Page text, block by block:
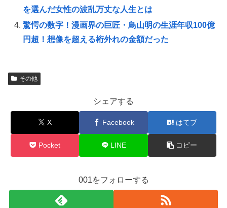
を選んだ女性の波乱万丈な人生とは
驚愕の数字！漫画界の巨匠・鳥山明の生涯年収100億
円超！想像を超える桁外れの金額だった
その他
シェアする
X Facebook はてブ
Pocket LINE コピー
001をフォローする